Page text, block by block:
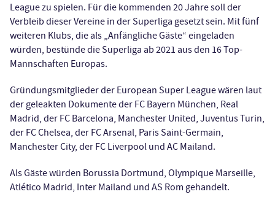
League zu spielen. Für die kommenden 20 Jahre soll der
Verbleib dieser Vereine in der Superliga gesetzt sein. Mit fünf
weiteren Klubs, die als „Anfängliche Gäste“ eingeladen
würden, bestünde die Superliga ab 2021 aus den 16 Top-
Mannschaften Europas.
Gründungsmitglieder der European Super League wären laut
der geleakten Dokumente der FC Bayern München, Real
Madrid, der FC Barcelona, Manchester United, Juventus Turin,
der FC Chelsea, der FC Arsenal, Paris Saint-Germain,
Manchester City, der FC Liverpool und AC Mailand.
Als Gäste würden Borussia Dortmund, Olympique Marseille,
Atlético Madrid, Inter Mailand und AS Rom gehandelt.